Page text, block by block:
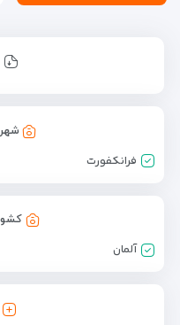
فرانکفورت
آلمان